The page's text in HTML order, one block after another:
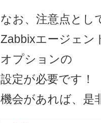
なお、注意点とし
Zabbixエージェン
オプションの
設定が必要です！
機会があれば、是